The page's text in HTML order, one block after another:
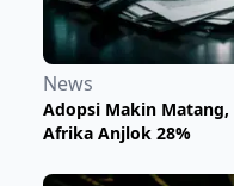
News
Adopsi Makin
Afrika Anjlok 28%